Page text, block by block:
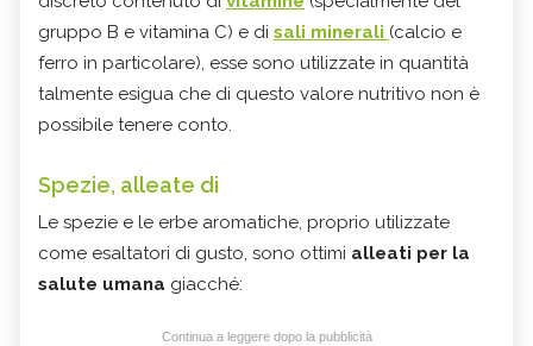
gruppo B e vitamina C) e di sali minerali (calcio e
ferro in particolare), esse sono utilizzate in quantità
talmente esigua che di questo valore nutritivo non è
possibile tenere conto.
Spezie, alleate di
Le spezie e le erbe aromatiche, proprio utilizzate
come esaltatori di gusto, sono ottimi alleati per la
salute umana giacché:
Continua a leggere dopo la pubblicità